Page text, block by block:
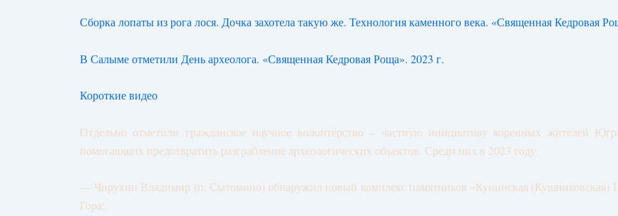
Сборка лопаты из рога лося. Дочка захотела такую же. Технология каменного века. «Священная Кедровая
В Салыме отметили День археолога. «Священная Кедровая Роща». 2023 г.
Короткие видео
Отдельно отметили гражданское научное волонтерство – частную инициативу коренных жителей
помогающих предотвратить разграбление археологических объектов. Среди них в 2023 году:
— Чирухин Владимир (п. Сытомино) обнаружил новый комплекс памятников «Кунинская (Кушниковская)
Гора;